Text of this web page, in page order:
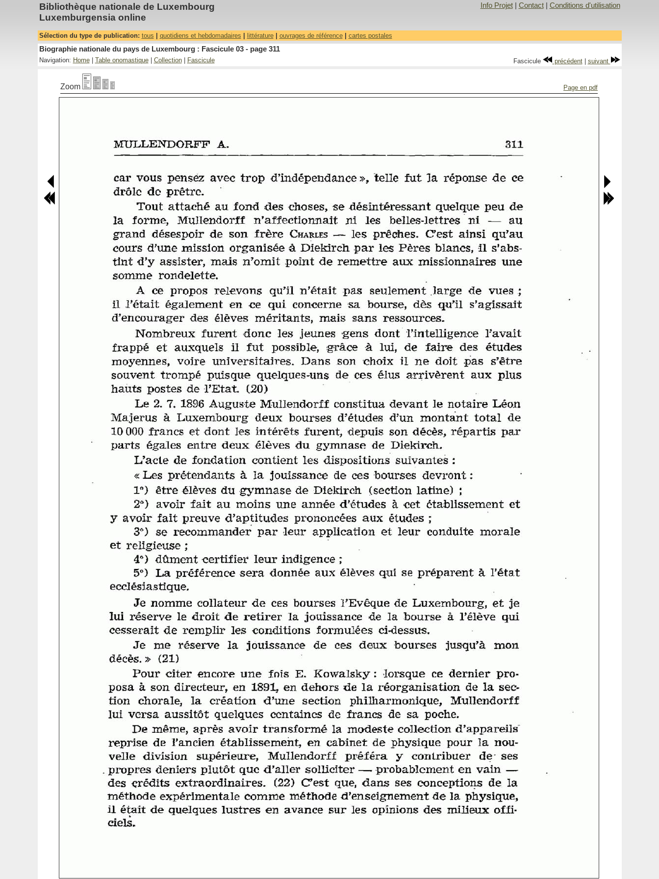
Bibliothèque nationale de Luxembourg
Luxemburgensia online
Info Projet| Contact| Conditions d'utilisation
Sélection du type de publication: tous quotidiens et hebdomadaires littérature| ouvrages de référence| cartes postales
Biographie nationale du pays de Luxembourg : Fascicule 03 - page 311
Navigation: Home| Table onomastique| Collection| Fascicule Fascicule précédent| suivant
Zoom Page en pdf